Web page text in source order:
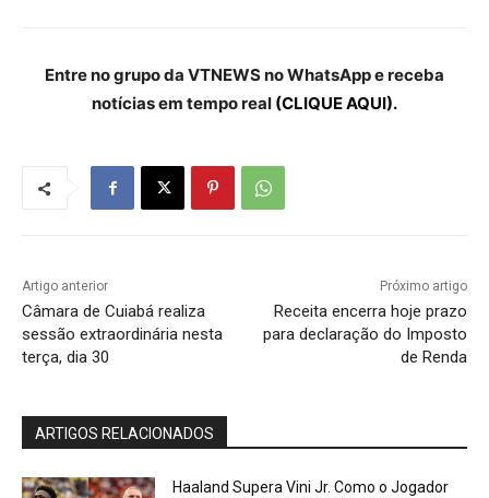
Entre no grupo da VTNEWS no WhatsApp e receba
notícias em tempo real (CLIQUE AQUI).
Artigo anterior
Câmara de Cuiabá realiza
sessão extraordinária nesta
terça, dia 30
Próximo artigo
Receita encerra hoje prazo
para declaração do Imposto
de Renda
ARTIGOS RELACIONADOS
Haaland Supera Vini Jr. Como o Jogador